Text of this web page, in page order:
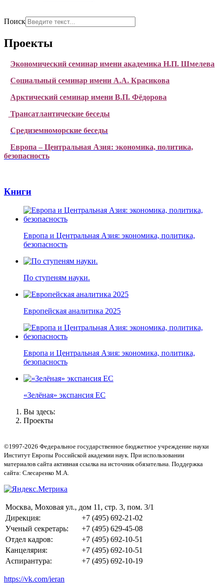
Поиск
Проекты
Экономический семинар имени академика Н.П. Шмелева
Социальный семинар имени А.А. Красикова
Арктический семинар имени В.П. Фёдорова
Трансатлантические беседы
Средиземноморские беседы
Европа – Центральная Азия: экономика, политика,
безопасность
Книги
Европа и Центральная Азия: экономика, политика,
безопасность
По ступеням науки.
Европейская аналитика 2025
Европа и Центральная Азия: экономика, политика,
безопасность
«Зелёная» экспансия ЕС
Вы здесь:
Проекты
©1997-2026 Федеральное государственное бюджетное учреждение науки
Институт Европы Российской академии наук. При использовании
материалов сайта активная ссылка на источник обязательна. Поддержка
сайта: Слесаренко М.А.
Москва, Моховая ул., дом 11, стр. 3, пом. 3/1
Дирекция:
+7 (495) 692-21-02
Ученый секретарь:
+7 (495) 629-45-08
Отдел кадров:
+7 (495) 692-10-51
Канцелярия:
+7 (495) 692-10-51
Аспирантура:
+7 (495) 692-10-19
https://vk.com/ieran